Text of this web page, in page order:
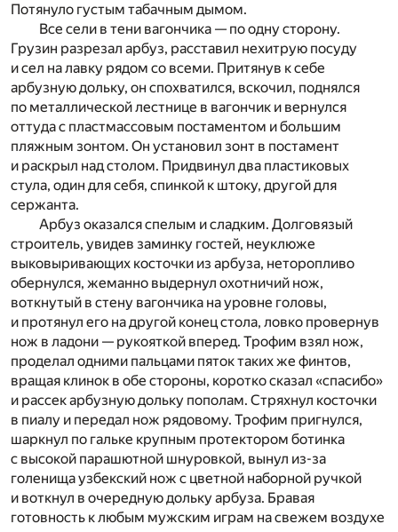
Потянуло густым табачным дымом.
Все сели в тени вагончика — по одну сторону.
Грузин разрезал арбуз, расставил нехитрую посуду
и сел на лавку рядом со всеми. Притянув к себе
арбузную дольку, он спохватился, вскочил, поднялся
по металлической лестнице в вагончик и вернулся
оттуда с пластмассовым постаментом и большим
пляжным зонтом. Он установил зонт в постамент
и раскрыл над столом. Придвинул два пластиковых
стула, один для себя, спинкой к штоку, другой для
сержанта.
Арбуз оказался спелым и сладким. Долговязый
строитель, увидев заминку гостей, неуклюже
выковыривающих косточки из арбуза, неторопливо
обернулся, жеманно выдернул охотничий нож,
воткнутый в стену вагончика на уровне головы,
и протянул его на другой конец стола, ловко провернув
нож в ладони — рукояткой вперед. Трофим взял нож,
проделал одними пальцами пяток таких же финтов,
вращая клинок в обе стороны, коротко сказал «спасибо»
и рассек арбузную дольку пополам. Стряхнул косточки
в пиалу и передал нож рядовому. Трофим пригнулся,
шаркнул по гальке крупным протектором ботинка
с высокой парашютной шнуровкой, вынул из-за
голенища узбекский нож с цветной наборной ручкой
и воткнул в очередную дольку арбуза. Бравая
готовность к любым мужским играм на свежем воздухе